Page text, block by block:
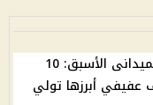
وفاة قائد الجيش الثالث الميدانى الأسبق: 10
أبرزها تولي